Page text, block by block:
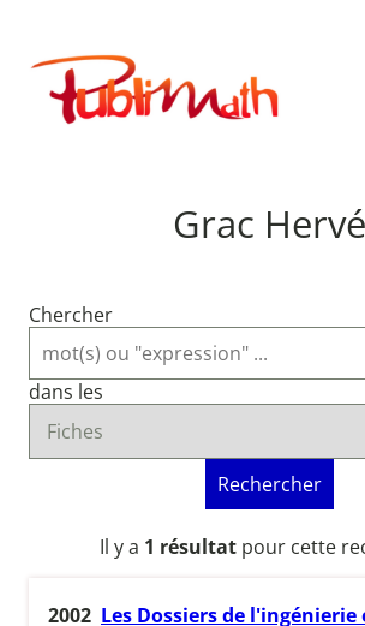
contenu
Publimath
Grac Hervé
Chercher
dans les
Rechercher
Il y a 1 résultat pour cette
2002 Les Dossiers de l'ingénierie